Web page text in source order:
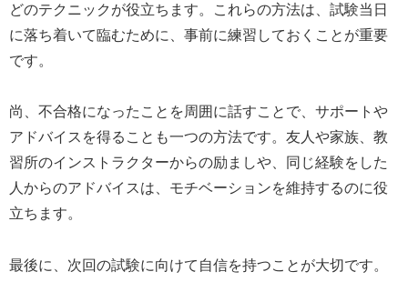
どのテクニックが役立ちます。これらの方法は、試験当日
に落ち着いて臨むために、事前に練習しておくことが重要
です。
尚、不合格になったことを周囲に話すことで、サポートや
アドバイスを得ることも一つの方法です。友人や家族、教
習所のインストラクターからの励ましや、同じ経験をした
人からのアドバイスは、モチベーションを維持するのに役
立ちます。
最後に、次回の試験に向けて自信を持つことが大切です。